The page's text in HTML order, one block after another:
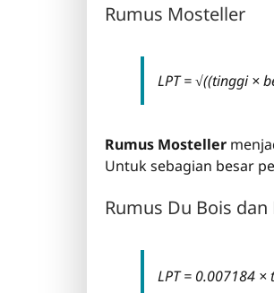
Rumus Mosteller
LPT = √((tinggi ×
Rumus Mosteller
Untuk sebagian besar
Rumus Du Bois dan
LPT = 0.007184 ×